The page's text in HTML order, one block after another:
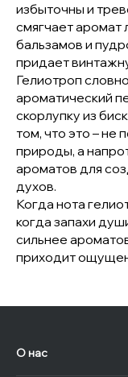
избыточны и
смягчает аромат
бальзамов и
придает
Гелиотроп
ароматический
скорлупку из
том, что это – не
природы, а
ароматов для
духов.
Когда нота
когда запахи
сильнее
приходит
О нас